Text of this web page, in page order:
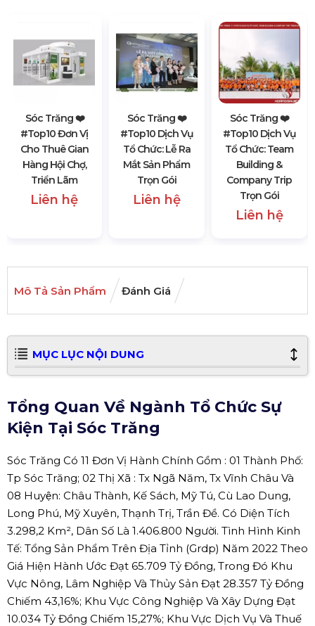
Sóc Trăng ❤️️
#top10 Đơn Vị
Cho Thuê Gian
Hàng Hội Chợ,
Triển Lãm
Liên hệ
Sóc Trăng ❤️️
#top10 Dịch Vụ
Tổ Chức: Lễ Ra
Mắt Sản Phẩm
Trọn Gói
Liên hệ
Sóc Trăng ❤️️
#top10 Dịch Vụ
Tổ Chức: Team
Building &
Company Trip
Trọn Gói
Liên hệ
Mô Tả Sản Phẩm Đánh Giá
MỤC LỤC NỘI DUNG
Tổng Quan Về Ngành Tổ Chức Sự
Kiện Tại Sóc Trăng
Sóc Trăng Có 11 Đơn Vị Hành Chính Gồm : 01 Thành Phố:
Tp Sóc Trăng; 02 Thị Xã : Tx Ngã Năm, Tx Vĩnh Châu Và
08 Huyện: Châu Thành, Kế Sách, Mỹ Tú, Cù Lao Dung,
Long Phú, Mỹ Xuyên, Thạnh Trị, Trần Đề. Có Diện Tích
3.298,2 Km², Dân Số Là 1.406.800 Người. Tình Hình Kinh
Tế: Tổng Sản Phẩm Trên Địa Tỉnh (Grdp) Năm 2022 Theo
Giá Hiện Hành Ước Đạt 65.709 Tỷ Đồng, Trong Đó Khu
Vực Nông, Lâm Nghiệp Và Thủy Sản Đạt 28.357 Tỷ Đồng
Chiếm 43,16%; Khu Vực Công Nghiệp Và Xây Dựng Đạt
10.034 Tỷ Đồng Chiếm 15,27%; Khu Vực Dịch Vụ Và Thuế